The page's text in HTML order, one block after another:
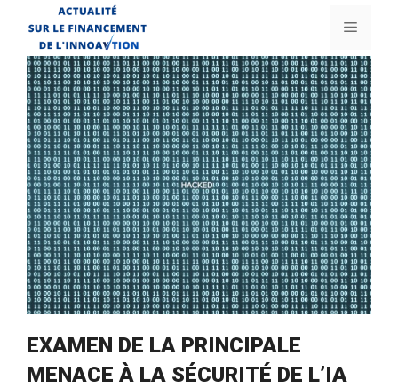
contenu
Menu
EXAMEN DE LA PRINCIPALE
MENACE À LA SÉCURITÉ DE L’IA